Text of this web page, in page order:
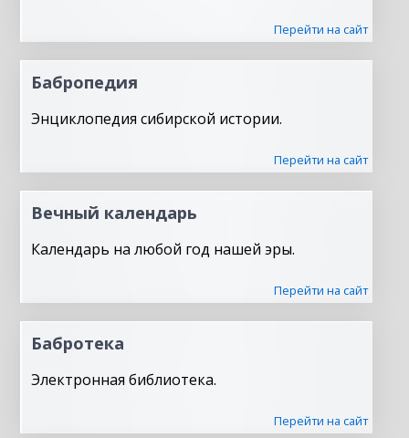
Перейти на сайт
Бабропедия
Энциклопедия сибирской истории.
Перейти на сайт
Вечный календарь
Календарь на любой год нашей эры.
Перейти на сайт
Бабротека
Электронная библиотека.
Перейти на сайт